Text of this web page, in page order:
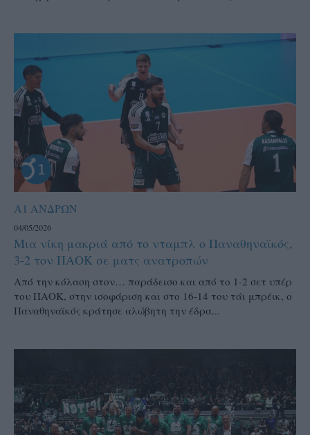
Α1 ΑΝΔΡΩΝ
04/05/2026
Μια νίκη μακριά από το νταμπλ ο Παναθηναϊκός,
3-2 τον ΠΑΟΚ σε ματς ανατροπών
Από την κόλαση στον… παράδεισο και από το 1-2 σετ υπέρ
του ΠΑΟΚ, στην ισοφάριση και στο 16-14 του τάι μπρέικ, ο
Παναθηναϊκός κράτησε αλώβητη την έδρα...